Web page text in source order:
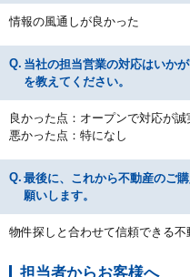
情報の風通しが良かった
当社の担当営業の対応はいか
を教えてください。
良かった点：オープンで対応が誠
悪かった点：特になし
最後に、これから不動産のご
願いします。
物件探しと合わせて信頼できる
担当者からお客様へ